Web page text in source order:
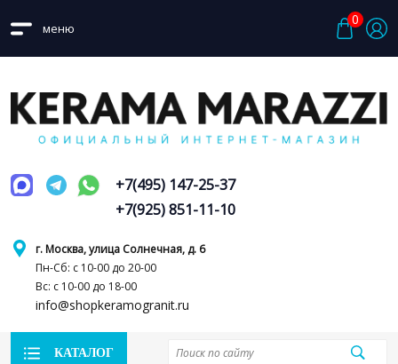
меню
0
г. Москва, улица Солнечная, д. 6
Пн-Сб: с 10-00 до 20-00
Вс: с 10-00 до 18-00
info@shopkeramogranit.ru
+7(495) 147-25-37
+7(925) 851-11-10
КАТАЛОГ